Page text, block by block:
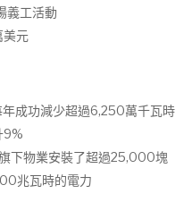
義工活動
美元
成功減少超過6,250萬千瓦時
9%
下物業安裝了超過25,000塊
兆瓦時的電力